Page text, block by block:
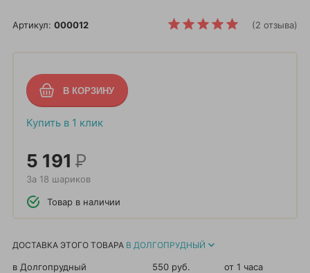
(2 отзыва)
Артикул: 000012
Купить в 1 клик
5 191 Р
За 18 шариков
Товар в наличии
ДОСТАВКА ЭТОГО ТОВАРА В ДОЛГОПРУДНЫЙ
в Долгопрудный 550 руб. от 1 часа